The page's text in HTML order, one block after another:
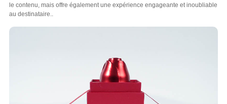
le contenu, mais offre également une expérience engageante et inoubliable
au destinataire..